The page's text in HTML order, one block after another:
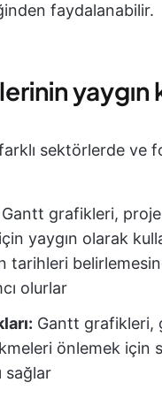
faydalanabilir.
yaygın
sektörlerde ve
Gantt grafikleri,
yaygın olarak
tarihleri
olurlar
Gantt grafikleri,
önlemek için
sağlar